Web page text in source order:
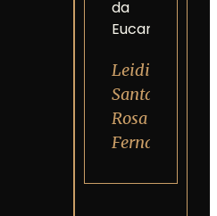
da
Eucaristia.
Leidimar
Santa
Rosa
Fernandes